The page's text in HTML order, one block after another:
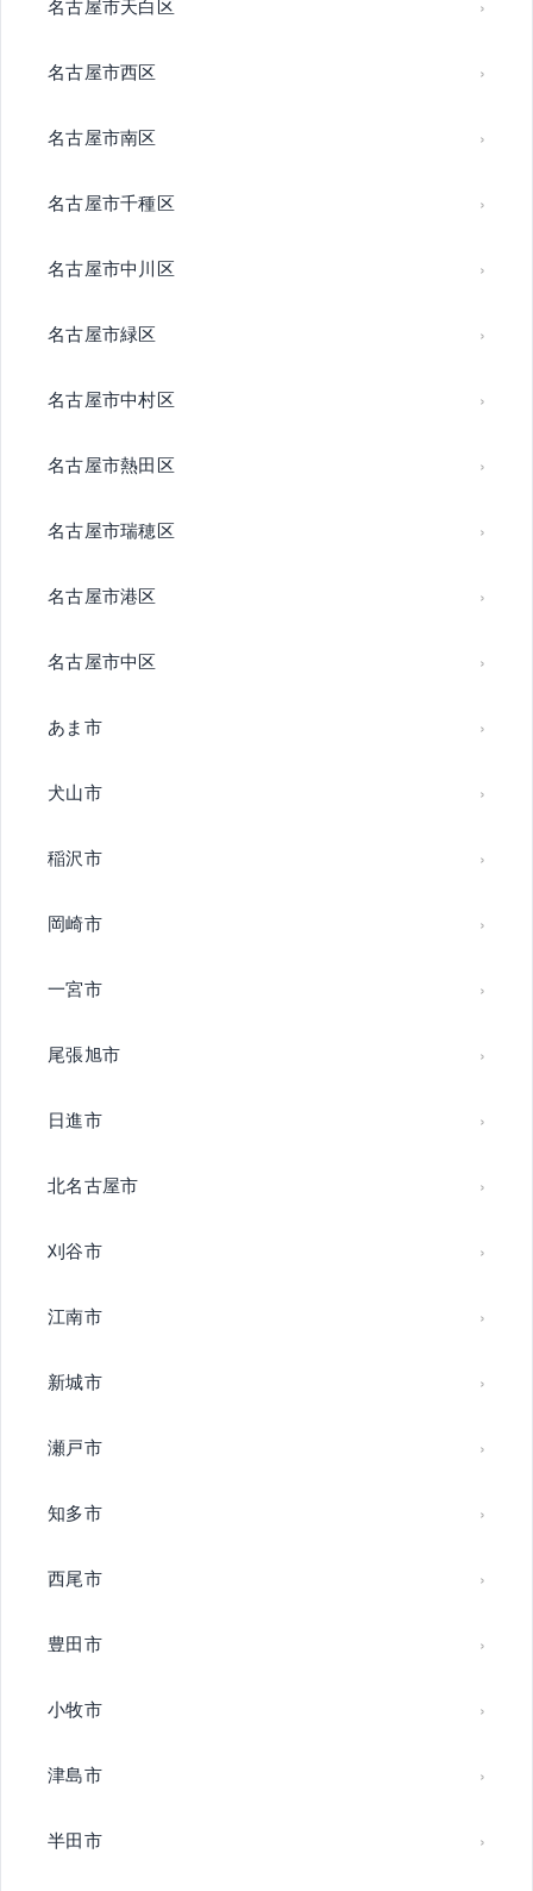
名古屋市天白区
名古屋市西区
名古屋市南区
名古屋市千種区
名古屋市中川区
名古屋市緑区
名古屋市中村区
名古屋市熱田区
名古屋市瑞穂区
名古屋市港区
名古屋市中区
あま市
犬山市
稲沢市
岡崎市
一宮市
尾張旭市
日進市
北名古屋市
刈谷市
江南市
新城市
瀬戸市
知多市
西尾市
豊田市
小牧市
津島市
半田市